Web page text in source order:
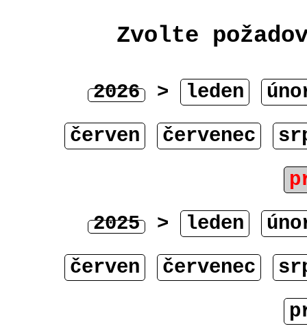
Zvolte
2026 > leden
červen
červenec
2025 > leden
červen
červenec